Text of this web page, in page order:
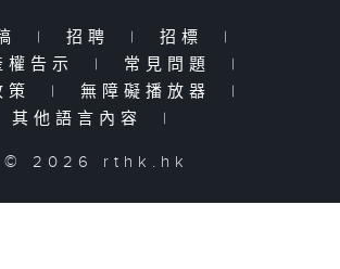
| 招聘 | 招標
|
權告示
| 常見問題
|
策
| 無障礙播放器
|
其他語言內容
|
© 2026 rthk.hk